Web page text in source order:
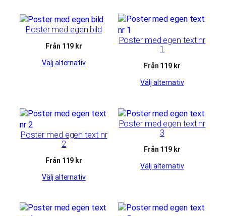
Poster med egen bild
Från 119 kr
Välj alternativ
Poster med egen text nr
1
Från 119 kr
Välj alternativ
Poster med egen text nr
2
Från 119 kr
Välj alternativ
Poster med egen text nr
3
Från 119 kr
Välj alternativ
Genom att dela
med dig av dina
ditt beteende när
du surfar ökar
du chansen att
erbjudanden.